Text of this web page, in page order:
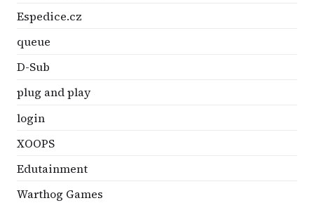
Espedice.cz
queue
D-Sub
plug and play
login
XOOPS
Edutainment
Warthog Games